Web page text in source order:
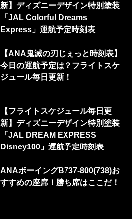
新】ディズニーデザイン特別塗装
「JAL Colorful Dreams
Express」運航予定時刻表
【ANA鬼滅の刃じぇっと時刻表】
今日の運航予定は？フライトスケ
ジュール毎日更新！
【フライトスケジュール毎日更
新】ディズニーデザイン特別塗装
「JAL DREAM EXPRESS
Disney100」運航予定時刻表
ANAボーイングB737-800(738)お
すすめの座席！勝ち席はここだ！